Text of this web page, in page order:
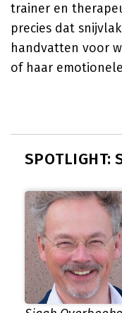
trainer en
precies dat
handvatten voor
of haar
SPOTLIGHT: